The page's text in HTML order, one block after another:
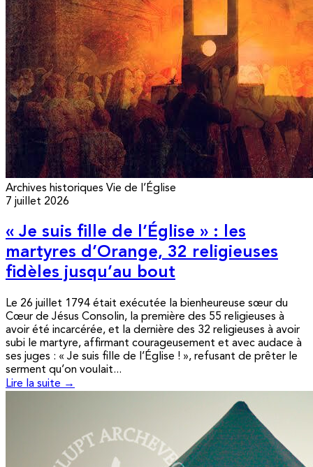
Archives historiques Vie de l’Église
7 juillet 2026
« Je suis fille de l’Église » : les
martyres d’Orange, 32 religieuses
fidèles jusqu’au bout
Le 26 juillet 1794 était exécutée la bienheureuse sœur du
Cœur de Jésus Consolin, la première des 55 religieuses à
avoir été incarcérée, et la dernière des 32 religieuses à avoir
subi le martyre, affirmant courageusement et avec audace à
ses juges : « Je suis fille de l’Église ! », refusant de prêter le
serment qu’on voulait...
Lire la suite →